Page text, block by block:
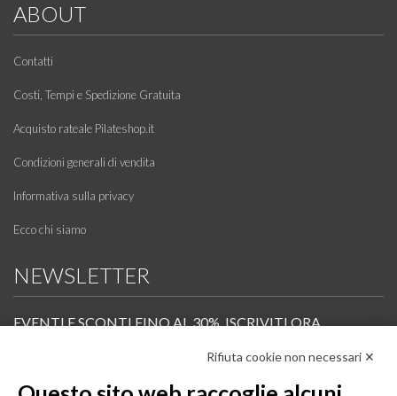
ABOUT
Contatti
Costi, Tempi e Spedizione Gratuita
Acquisto rateale Pilateshop.it
Condizioni generali di vendita
Informativa sulla privacy
Ecco chi siamo
NEWSLETTER
EVENTI E SCONTI FINO AL 30%. ISCRIVITI ORA.
Scopri in anteprima i nuovi prodotti, le promozioni riservate ai professionisti e resta
Rifiuta cookie non necessari ✕